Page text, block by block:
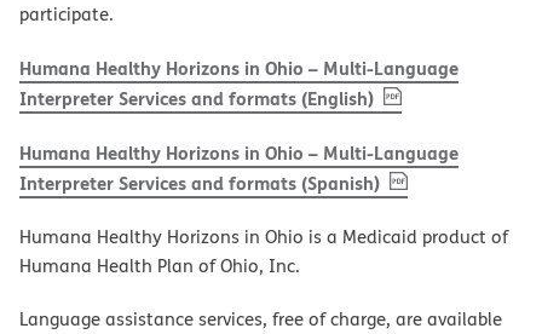
participate.
Humana Healthy Horizons in Ohio – Multi-Language
Interpreter Services and formats (English), PDF(opens in new
Humana Healthy Horizons in Ohio – Multi-Language
Interpreter Services and formats (Spanish), PDF(opens in new
Humana Healthy Horizons in Ohio is a Medicaid product of
Humana Health Plan of Ohio, Inc.
Language assistance services, free of charge, are available